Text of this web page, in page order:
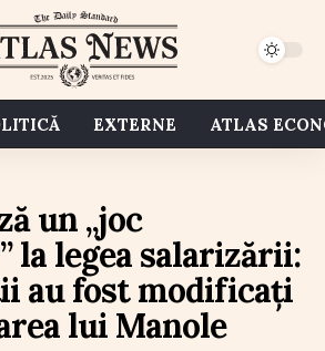
EXTERNE ATLAS
un „joc
la legea salarizării:
au fost modificați
lui Manole